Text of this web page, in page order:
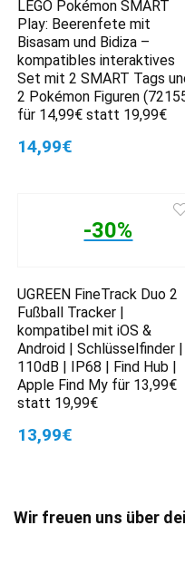
LEGO Pokémon SMART
Play: Beerenfete mit
Bisasam und Bidiza –
kompatibles interaktives
Set mit 2 SMART Tags
2 Pokémon Figuren
für 14,99€ statt 19,99€
14,99€
-30%
UGREEN FineTrack Duo 2
Fußball Tracker |
kompatibel mit iOS &
Android | Schlüsselfinder |
110dB | IP68 | Find Hub |
Apple Find My für 13,99€
statt 19,99€
13,99€
Wir freuen uns über